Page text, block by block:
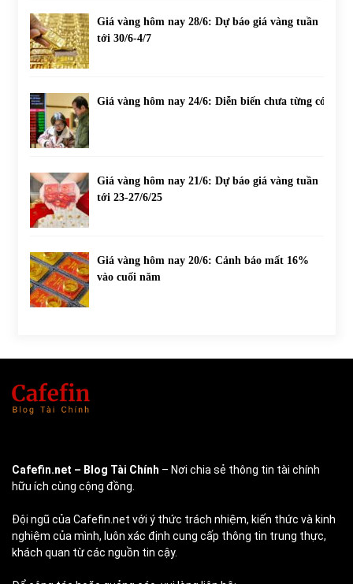
Giá vàng hôm nay 28/6: Dự báo giá vàng tuần
tới 30/6-4/7
Giá vàng hôm nay 24/6: Diễn biến chưa từng có
Giá vàng hôm nay 21/6: Dự báo giá vàng tuần
tới 23-27/6/25
Giá vàng hôm nay 20/6: Cảnh báo mất 16%
vào cuối năm
Cafefin.net – Blog Tài Chính – Nơi chia sẻ thông tin tài chính
hữu ích cùng cộng đồng.
Đội ngũ của Cafefin.net với ý thức trách nhiệm, kiến thức và kinh
nghiệm của mình, luôn xác định cung cấp thông tin trung thực,
khách quan từ các nguồn tin cậy.